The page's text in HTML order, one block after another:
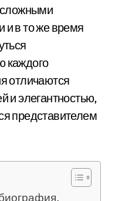
сложными
и в то же время
каждого
отличаются
и элегантностью,
представителем